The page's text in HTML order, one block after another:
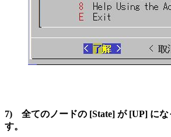
7) 全てのノードの [State] が [UP] にな
す。